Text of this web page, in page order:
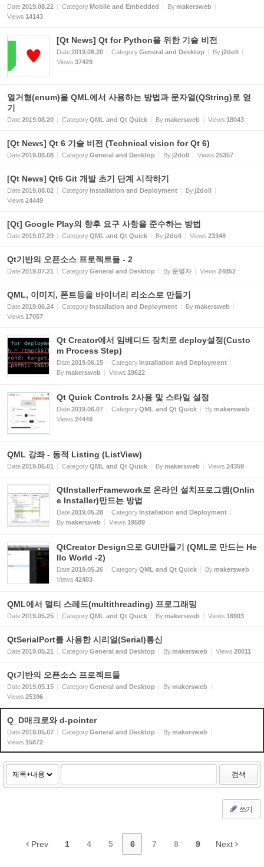
Date2019.08.22 CategoryMobile and Embedded Bymakersweb
Views 14143
[Qt News] Qt for Python을 위한 기술 비전
Date2019.08.20 CategoryGeneral and Desktop By j2doll
Views 37429
열거형(enum)을 QML에서 사용하는 방법과 문자열(QString)로 얻
기
Date2019.08.20 CategoryQML and Qt Quick Bymakersweb Views 18043
[Qt News] Qt 6 기술 비전 (Technical vision for Qt 6)
Date2019.08.08 CategoryGeneral and Desktop By j2doll Views 25357
[Qt News] Qt6 Git 개발 초기 단계 시작하기
Date2019.08.02 CategoryInstallation and Deployment By j2doll
Views 24449
[Qt] Google Play의 향후 요구 사항을 준수하는 방법
Date2019.07.29 CategoryQML and Qt Quick By j2doll Views 23348
Qt기반의 오픈소스 프로젝트들 - 2
Date2019.07.21 CategoryGeneral and Desktop By 운영자 Views 24852
QML, 이미지, 폰트등을 바이너리 리소스로 만들기
Date2019.06.24 CategoryInstallation and Deployment Bymakersweb
Views 17057
Qt Creator에서 임베디드 장치로 deploy설정(Custo
m Process Step)
Date2019.06.15 CategoryInstallation and Deployment
Bymakersweb Views 19622
Qt Quick Controls 2사용 및 스타일 설정
Date2019.06.07 CategoryQML and Qt Quick Bymakersweb
Views 24449
QML 강좌 - 동적 Listing (ListView)
Date2019.06.01 CategoryQML and Qt Quick Bymakersweb Views 24359
QtInstallerFramework로 온라인 설치프로그램(Onlin
e Installer)만드는 방법
Date2019.05.28 CategoryInstallation and Deployment
Bymakersweb Views 19589
QtCreator Design으로 GUI만들기 (QML로 만드는 He
llo World -2)
Date2019.05.26 CategoryQML and Qt Quick Bymakersweb
Views 42483
QML에서 멀티 스레드(multithreading) 프로그래밍
Date2019.05.25 CategoryQML and Qt Quick Bymakersweb Views 16903
QtSerialPort를 사용한 시리얼(Serial)통신
Date2019.05.21 CategoryGeneral and Desktop Bymakersweb Views 28011
Qt기반의 오픈소스 프로젝트들
Date2019.05.15 CategoryGeneral and Desktop Bymakersweb
Views 25396
Q_D매크로와 d-pointer
Date2019.05.07 CategoryGeneral and Desktop Bymakersweb
Views 15872
검색
쓰기
Prev 1 4 5 6 7 8 9 Next